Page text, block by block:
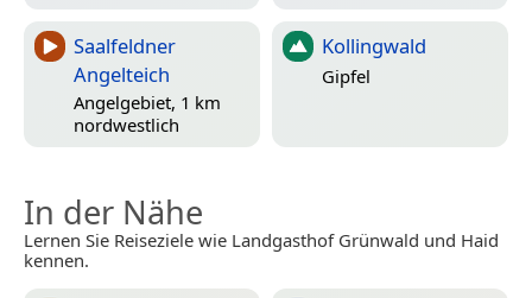
Saalfeldner
Angelteich
Angelgebiet, 1 km
nordwestlich
Kollingwald
Gipfel
In der Nähe
Lernen Sie Reiseziele wie Landgasthof Grünwald und Haid
kennen.